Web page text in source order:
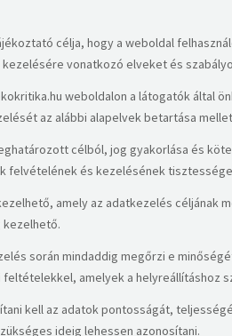
célja, hogy a weboldal
vonatkozó elveket és
weboldalon a látogatók által
az alábbi alapelvek betartása
célból, jog gyakorlása és
felvételének és kezelésének
amely az adatkezelés céljának
során mindaddig megőrzi e
amelyek a helyreállításhoz
kell az adatok pontosságát,
ideig lehessen azonosítani.​